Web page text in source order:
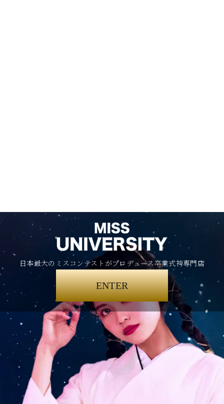
日本最大のミスコンテストがプロデュース卒業式袴専門店
ENTER